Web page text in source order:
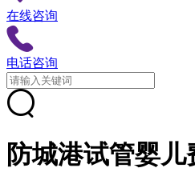
在线咨询
电话咨询
防城港试管婴